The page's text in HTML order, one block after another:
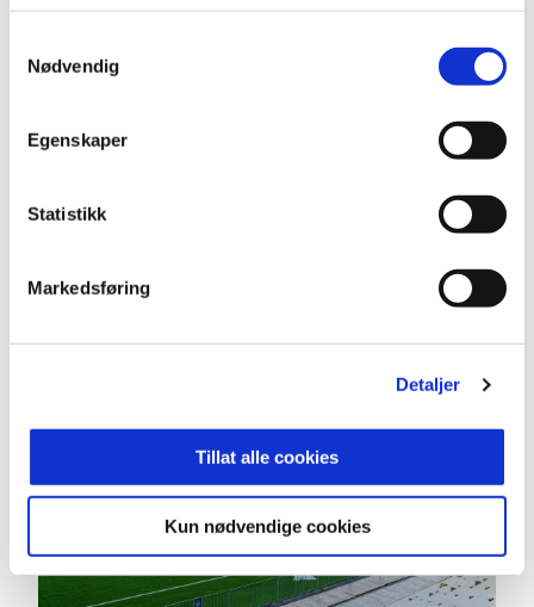
Nødvendig
Egenskaper
Statistikk
Markedsføring
Detaljer
Tillat alle cookies
Kun nødvendige cookies
Felt N